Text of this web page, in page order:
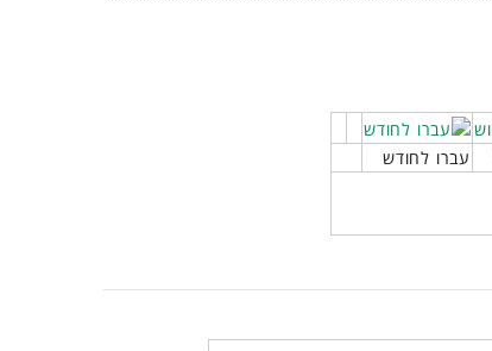
עברו לחודש